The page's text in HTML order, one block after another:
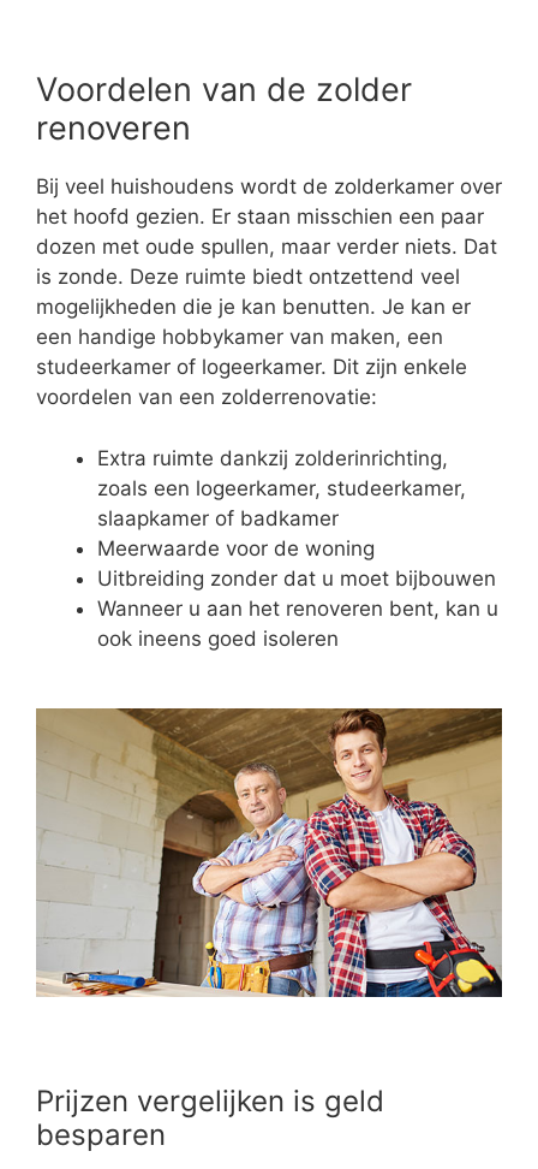
Voordelen van de zolder
renoveren
Bij veel huishoudens wordt de zolderkamer over
het hoofd gezien. Er staan misschien een paar
dozen met oude spullen, maar verder niets. Dat
is zonde. Deze ruimte biedt ontzettend veel
mogelijkheden die je kan benutten. Je kan er
een handige hobbykamer van maken, een
studeerkamer of logeerkamer. Dit zijn enkele
voordelen van een zolderrenovatie:
Extra ruimte dankzij zolderinrichting,
zoals een logeerkamer, studeerkamer,
slaapkamer of badkamer
Meerwaarde voor de woning
Uitbreiding zonder dat u moet bijbouwen
Wanneer u aan het renoveren bent, kan u
ook ineens goed isoleren
Prijzen vergelijken is geld
besparen